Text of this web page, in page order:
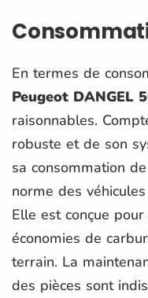
En termes de
Peugeot DANGEL
raisonnables.
robuste et de son
sa consommation
norme des
Elle est conçue
économies de
terrain. La
des pièces sont